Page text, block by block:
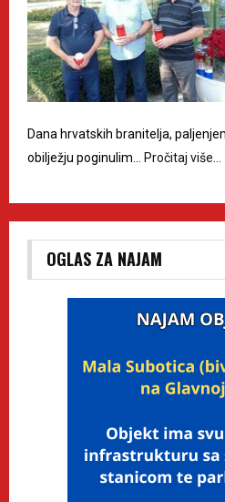
Dana hrvatskih branitelja,
obilježju poginulim… Pročitaj više…
OGLAS ZA NAJAM